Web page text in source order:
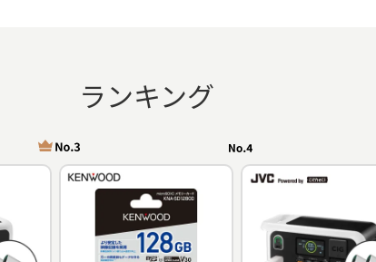
ランキング